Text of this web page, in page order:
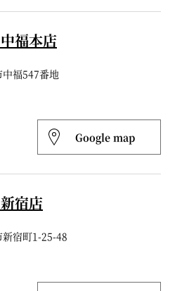
福本店
福547番地
Google map
宿店
宿町1-25-48